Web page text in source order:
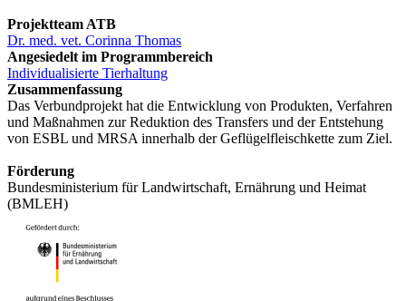
Projektteam ATB
Dr. med. vet. Corinna Thomas
Angesiedelt im Programmbereich
Individualisierte Tierhaltung
Zusammenfassung
Das Verbundprojekt hat die Entwicklung von Produkten, Verfahren
und Maßnahmen zur Reduktion des Transfers und der Entstehung
von ESBL und MRSA innerhalb der Geflügelfleischkette zum Ziel.
Förderung
Bundesministerium für Landwirtschaft, Ernährung und Heimat
(BMLEH)